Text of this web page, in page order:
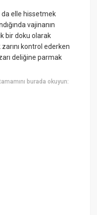
da elle hissetmek
vajinanın
bir doku olarak
kontrol ederken
deliğine parmak
burada okuyun: